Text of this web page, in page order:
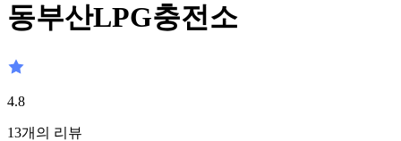
동부산LPG충전소
4.8
13개의 리뷰